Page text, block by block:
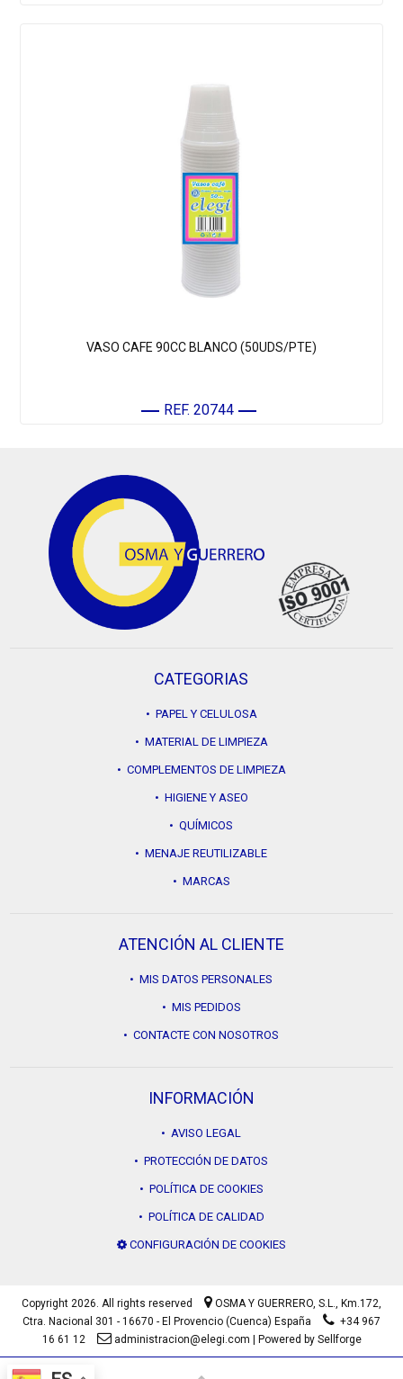
VASO CAFE 90CC BLANCO (50UDS/PTE)
REF. 20744
CATEGORIAS
• PAPEL Y CELULOSA
• MATERIAL DE LIMPIEZA
• COMPLEMENTOS DE LIMPIEZA
• HIGIENE Y ASEO
• QUÍMICOS
• MENAJE REUTILIZABLE
• MARCAS
ATENCIÓN AL CLIENTE
• MIS DATOS PERSONALES
• MIS PEDIDOS
• CONTACTE CON NOSOTROS
INFORMACIÓN
• AVISO LEGAL
• PROTECCIÓN DE DATOS
• POLÍTICA DE COOKIES
• POLÍTICA DE CALIDAD
CONFIGURACIÓN DE COOKIES
Copyright 2026. All rights reserved OSMA Y GUERRERO, S.L., Km.172,
Ctra. Nacional 301 - 16670 - El Provencio (Cuenca) España
+34 967
16 61 12
administracion@elegi.com Powered by Sellforge